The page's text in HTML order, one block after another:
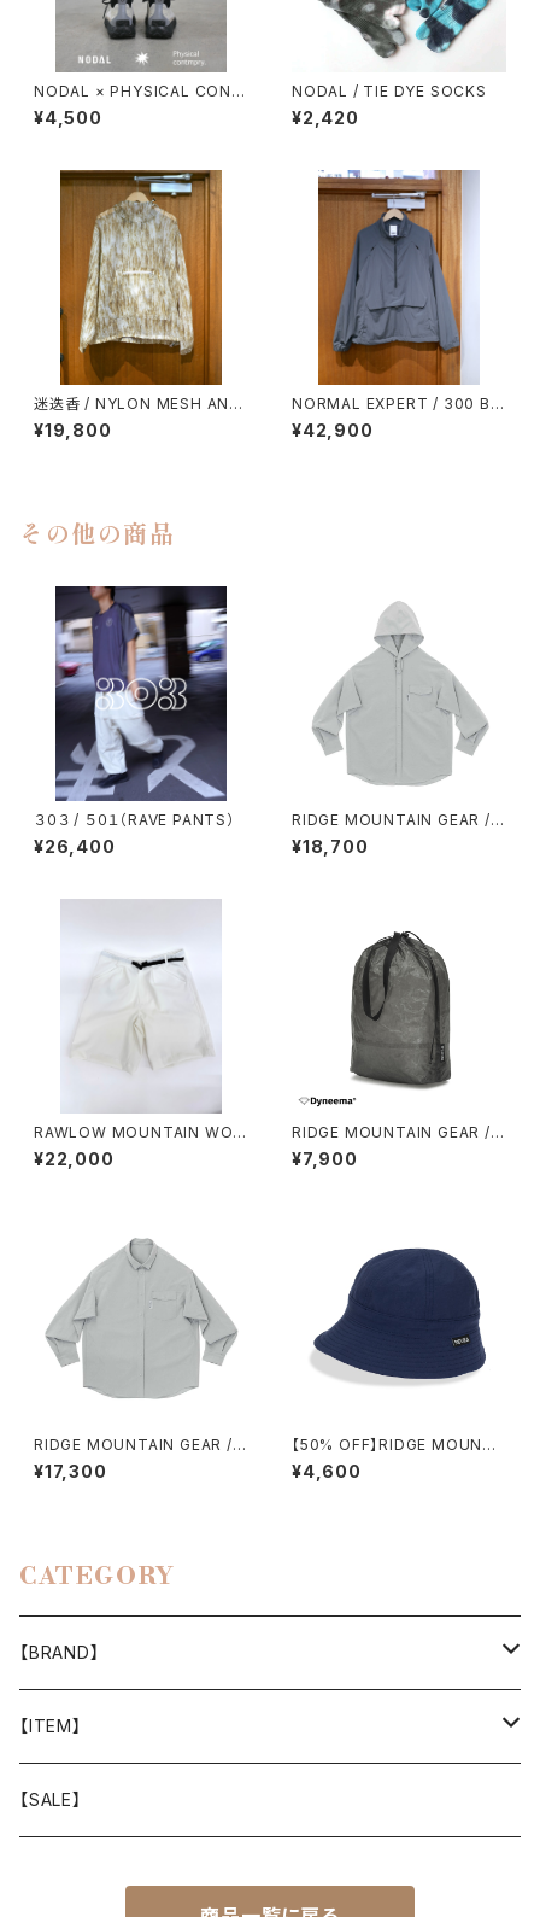
NODAL × PHYSICAL CONT
MPRY.
¥4,500
NODAL / TIE DYE SOCKS
¥2,420
迷迭香 / NYLON MESH ANO
RAK
¥19,800
NORMAL EXPERT / 300 BL
OUSON
¥42,900
その他の商品
３０３ / ５０１（RAVE PANTS）
¥26,400
RIDGE MOUNTAIN GEAR /
HOODED LONG SLEEVE SH
IRT（WOMEN）2026
¥18,700
RAWLOW MOUNTAIN WOR
KS / HIKER GURKHA PANTS
¥22,000
RIDGE MOUNTAIN GEAR / S
TUFF SACK
¥7,900
RIDGE MOUNTAIN GEAR / B
ASIC LONG SLEEVE SHIRT
（MEN）2026
¥17,300
【50% OFF】RIDGE MOUNTA
IN GEAR / ENOUGH HAT
¥4,600
CATEGORY
【BRAND】
山と道
T-SHIRT
迷迭香
【ITEM】
WEAR
【SALE】